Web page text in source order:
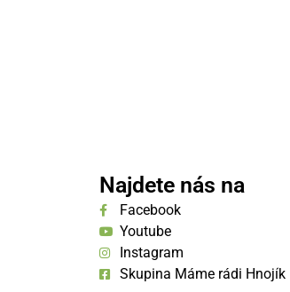
Najdete nás na
Facebook
Youtube
Instagram
Skupina Máme rádi Hnojík